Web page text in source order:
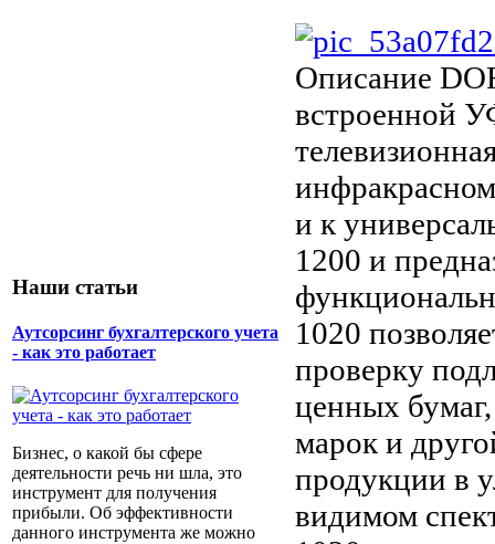
Наши статьи
Аутсорсинг бухгалтерского учета
- как это работает
Бизнес, о какой бы сфере
деятельности речь ни шла, это
инструмент для получения
прибыли. Об эффективности
данного инструмента же можно
Описание
встроенной
и к
1200 и
1020
проверку
ценных
марок и
продукции в
видимом